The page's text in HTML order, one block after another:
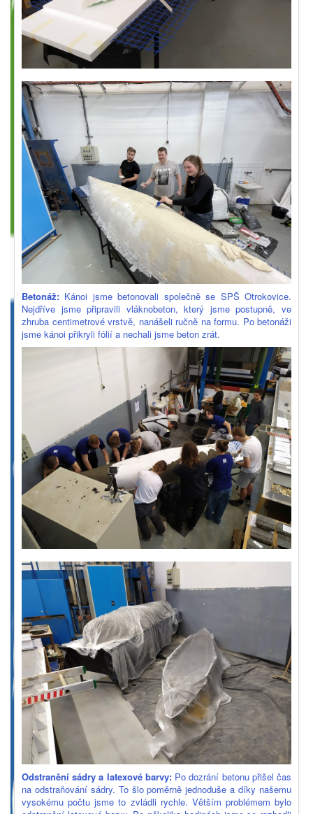
Betonáž: Kánoi jsme betonovali společně se SPŠ Otrokovice.
Nejdříve jsme připravili vláknobeton, který jsme postupně, ve
zhruba centimetrové vrstvě, nanášeli ručně na formu. Po betonáži
jsme kánoi přikryli fólií a nechali jsme beton zrát.
Odstranění sádry a latexové barvy:Po dozrání betonu přišel čas
na odstraňování sádry. To šlo poměrně jednoduše a díky našemu
vysokému počtu jsme to zvládli rychle. Větším problémem bylo